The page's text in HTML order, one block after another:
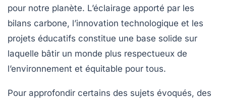
pour notre planète. L’éclairage apporté par les
bilans carbone, l’innovation technologique et les
projets éducatifs constitue une base solide sur
laquelle bâtir un monde plus respectueux de
l’environnement et équitable pour tous.
Pour approfondir certains des sujets évoqués, des